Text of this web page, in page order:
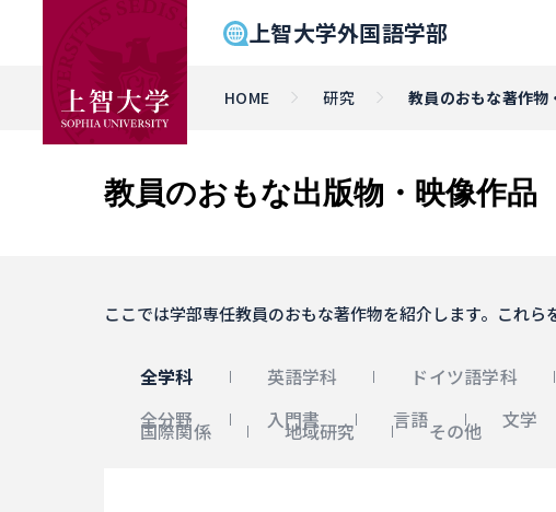
上智大学外国語学部
HOME 研究 教員のおもな著作物
教員のおもな出版物・映像作品
ここでは学部専任教員のおもな著作物を紹介します。これ
全学科 英語学科 ドイツ語学科
全分野
入門書 言語 文学
国際関係 地域研究 その他